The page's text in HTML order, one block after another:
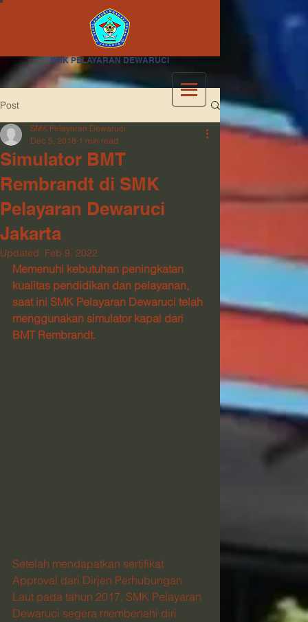
SMK PELAYARAN DEWARUCI
Post
Simulator BMT
Rembrandt di SMK
Pelayaran Dewaruci
Jakarta
SMK Pelayaran Dewaruci
Dec 5, 2018 1 min read
Updated: Feb 9, 2022
Memenuhi kebutuhan peningkatan
kualitas pendidikan dan pelayanan,
saat ini SMK Pelayaran Dewaruci telah
menggunakan simulator kapal dari
BMT Rembrandt.
Setelah mendapatkan sertifikat
Approval dari Dirjen Perhubungan
Laut pada tahun 2017, SMK Pelayaran
Dewaruci segera membenahi diri